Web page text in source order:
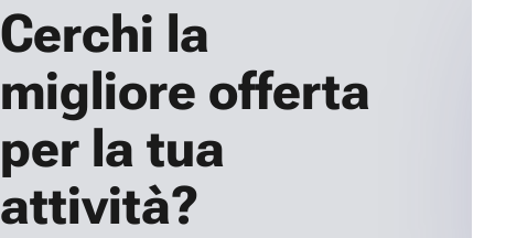
Cerchi la
migliore offerta
per la tua
attività?